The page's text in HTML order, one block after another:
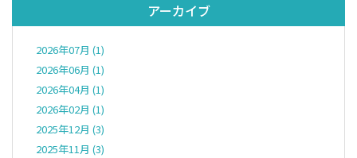
アーカイブ
2026年07月 (1)
2026年06月 (1)
2026年04月 (1)
2026年02月 (1)
2025年12月 (3)
2025年11月 (3)